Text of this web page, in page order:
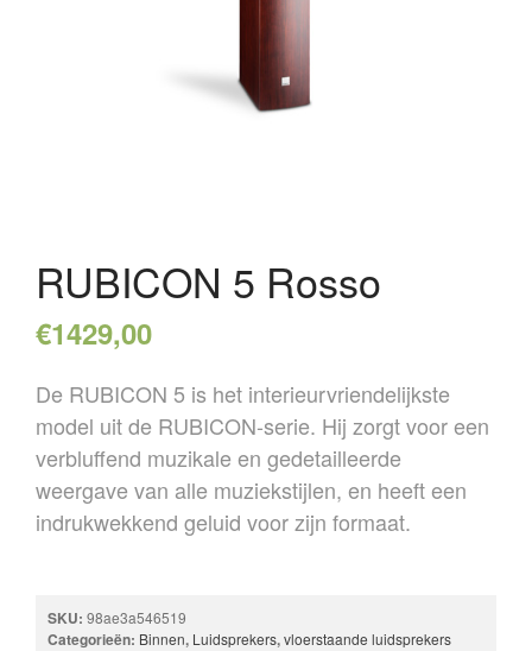
REFERENTIES
RUBICON 5 Rosso
€1429,00
De RUBICON 5 is het interieurvriendelijkste
model uit de RUBICON-serie. Hij zorgt voor een
verbluffend muzikale en gedetailleerde
weergave van alle muziekstijlen, en heeft een
indrukwekkend geluid voor zijn formaat.
SKU: 98ae3a546519
Categorieën: Binnen, Luidsprekers,vloerstaande luidsprekers